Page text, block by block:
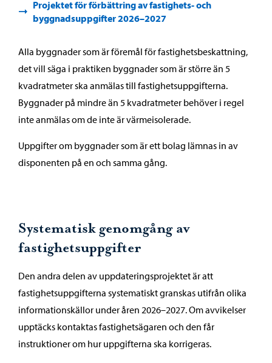
Projektet för förbättring av fastighets- och
byggnadsuppgifter 2026–2027
Alla byggnader som är föremål för fastighetsbeskattning,
det vill säga i praktiken byggnader som är större än 5
kvadratmeter ska anmälas till fastighetsuppgifterna.
Byggnader på mindre än 5 kvadratmeter behöver i regel
inte anmälas om de inte är värmeisolerade.
Uppgifter om byggnader som är ett bolag lämnas in av
disponenten på en och samma gång.
Systematisk genomgång av
fastighetsuppgifter
Den andra delen av uppdateringsprojektet är att
fastighetsuppgifterna systematiskt granskas utifrån olika
informationskällor under åren 2026–2027. Om avvikelser
upptäcks kontaktas fastighetsägaren och den får
instruktioner om hur uppgifterna ska korrigeras.